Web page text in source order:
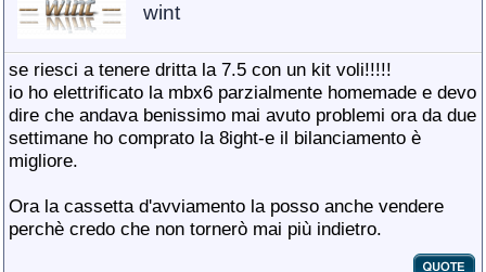
wint
se riesci a tenere dritta la 7.5 con un kit voli!!!!!
io ho elettrificato la mbx6 parzialmente homemade e devo
dire che andava benissimo mai avuto problemi ora da due
settimane ho comprato la 8ight-e il bilanciamento è
migliore.
Ora la cassetta d'avviamento la posso anche vendere
perchè credo che non tornerò mai più indietro.